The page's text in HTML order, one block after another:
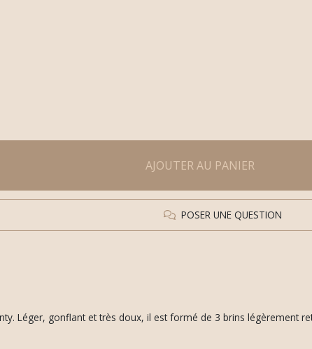
AJOUTER AU PANIER
POSER UNE QUESTION
Léger, gonflant et très doux, il est formé de 3 brins